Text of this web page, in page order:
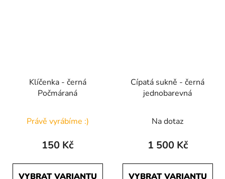
Klíčenka - černá
Počmáraná
Právě vyrábíme :)
150 Kč
VYBRAT VARIANTU
Cípatá sukně - černá
jednobarevná
Na dotaz
1 500 Kč
VYBRAT VARIANTU